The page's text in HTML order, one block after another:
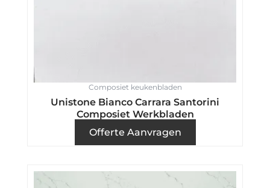
Composiet keukenbladen
Unistone Bianco Carrara Santorini
Composiet Werkbladen
Offerte Aanvragen